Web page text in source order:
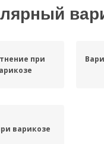
при
варикозе